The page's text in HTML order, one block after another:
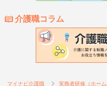
介護職コラム
マイナビ介護職 実務者研修（ホーム